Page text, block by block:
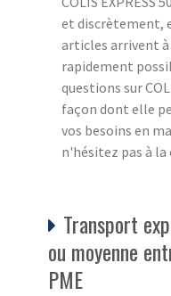
et discrètement,
articles arrivent
rapidement
questions sur
façon dont elle
vos besoins en
n'hésitez pas à
Transport
ou moyenne
PME